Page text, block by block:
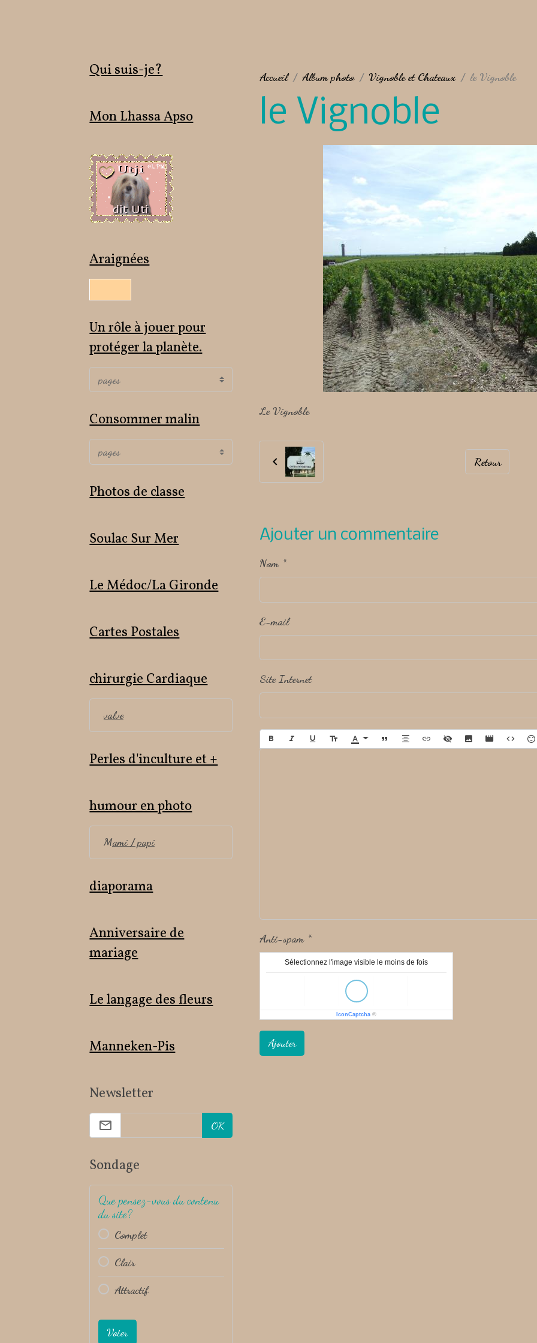
Accueil Album photo Vignoble et Chateaux le Vignoble
le Vignoble
Le Vignoble
Retour
Ajouter un commentaire
Nom
E-mail
Site Internet
Anti-spam
Sélectionnez l'image visible le moins de fois
IconCaptcha ©
Ajouter
Qui suis-je?
Mon Lhassa Apso
Araignées
Un rôle à jouer pour
protéger la planète.
Consommer malin
Photos de classe
Soulac Sur Mer
Le Médoc/La Gironde
Cartes Postales
chirurgie Cardiaque
valve
Perles d'inculture et +
humour en photo
Mami / papi
diaporama
Anniversaire de
mariage
Le langage des fleurs
Manneken-Pis
Newsletter
OK
Sondage
Que pensez-vous du contenu
du site?
Complet
Clair
Attractif
Voter